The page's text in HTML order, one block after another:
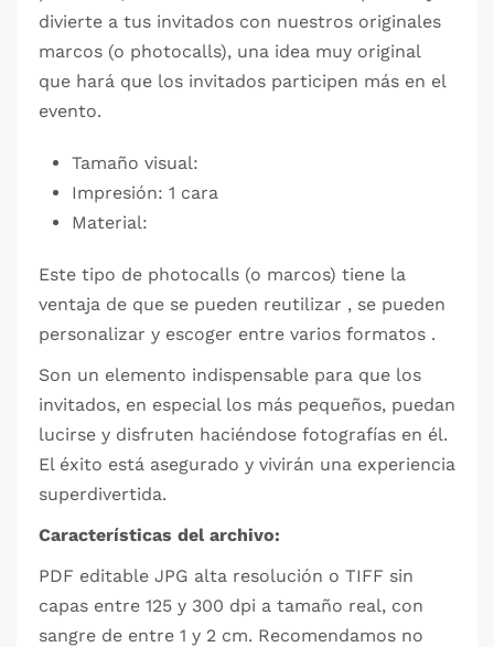
divierte a tus invitados con nuestros originales
marcos (o photocalls), una idea muy original
que hará que los invitados participen más en el
evento.
Tamaño visual:
Impresión: 1 cara
Material:
Este tipo de photocalls (o marcos) tiene la
ventaja de que se pueden reutilizar , se pueden
personalizar y escoger entre varios formatos .
Son un elemento indispensable para que los
invitados, en especial los más pequeños, puedan
lucirse y disfruten haciéndose fotografías en él.
El éxito está asegurado y vivirán una experiencia
superdivertida.
Características del archivo:
PDF editable JPG alta resolución o TIFF sin
capas entre 125 y 300 dpi a tamaño real, con
sangre de entre 1 y 2 cm. Recomendamos no